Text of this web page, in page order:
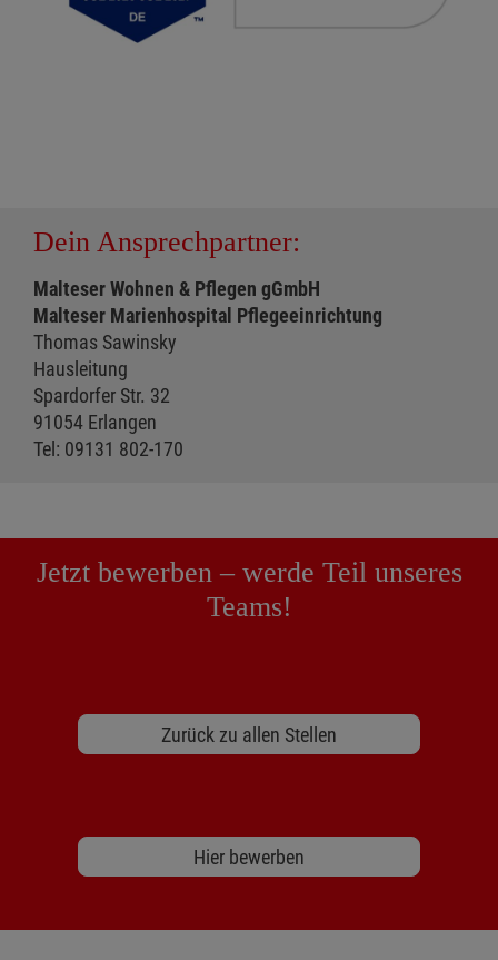
Dein Ansprechpartner:
Malteser Wohnen & Pflegen gGmbH
Malteser Marienhospital Pflegeeinrichtung
Thomas Sawinsky
Hausleitung
Spardorfer Str. 32
91054 Erlangen
Tel: 09131 802-170
Jetzt bewerben – werde Teil unseres
Teams!
Zurück zu allen Stellen
Hier bewerben